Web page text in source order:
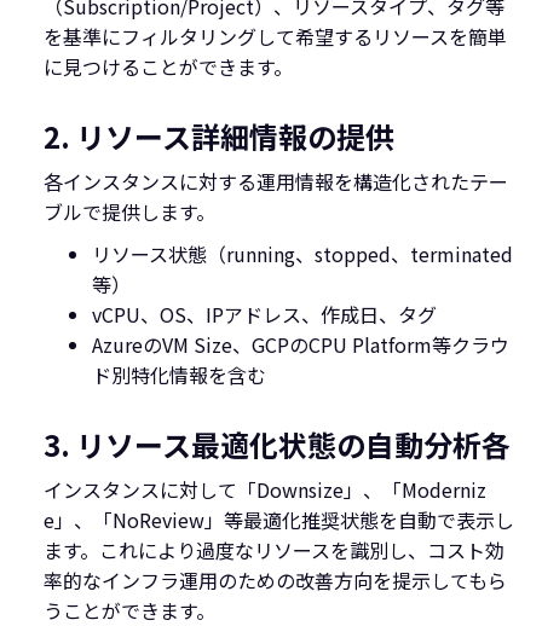
（Subscription/Project）、リソースタイプ、タグ等
を基準にフィルタリングして希望するリソースを簡単
に見つけることができます。
2. リソース詳細情報の提供
各インスタンスに対する運用情報を構造化されたテー
ブルで提供します。
リソース状態（running、stopped、terminated
等）
vCPU、OS、IPアドレス、作成日、タグ
AzureのVM Size、GCPのCPU Platform等クラウ
ド別特化情報を含む
3. リソース最適化状態の自動分析各
インスタンスに対して「Downsize」、「Moderniz
e」、「NoReview」等最適化推奨状態を自動で表示し
ます。これにより過度なリソースを識別し、コスト効
率的なインフラ運用のための改善方向を提示してもら
うことができます。